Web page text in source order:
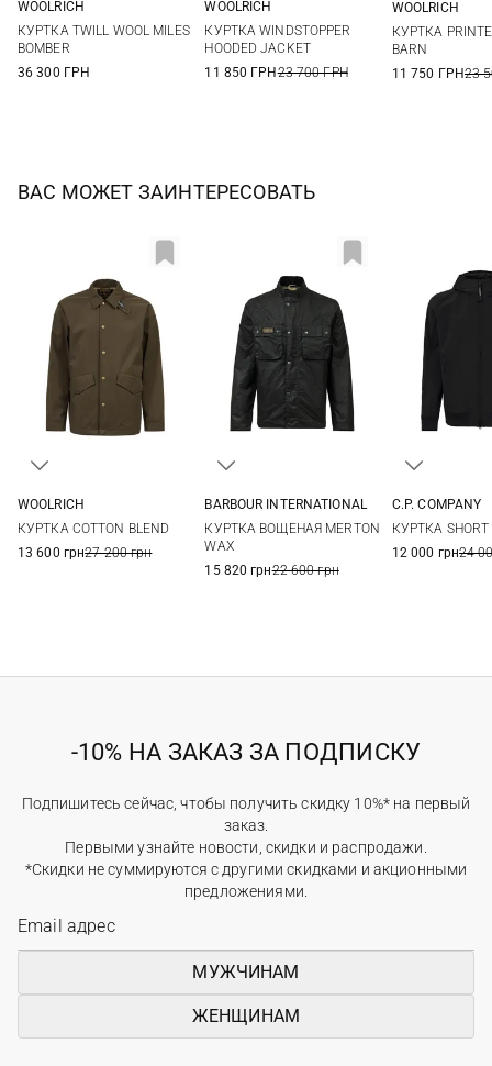
XXL
WOOLRICH
КУРТКА TWILL WOOL MILES
BOMBER
36 300 ГРН
3XL
WOOLRICH
КУРТКА WINDSTOPPER
HOODED JACKET
11 850 ГРН23 700 ГРН
WOOLRICH
КУРТКА
BARN
11 750 ГРН23
ВАС МОЖЕТ ЗАИНТЕРЕСОВАТЬ
WOOLRICH
КУРТКА COTTON BLEND
13 600 грн27 200 грн
BARBOUR INTERNATIONAL
КУРТКА ВОЩЕНАЯ MERTON
WAX
15 820 грн22 600 грн
C.P. COMPANY
КУРТКА SHORT
12 000 грн24
-10% НА ЗАКАЗ ЗА ПОДПИСКУ
Подпишитесь сейчас, чтобы получить скидку 10%* на первый
заказ.
Первыми узнайте новости, скидки и распродажи.
*Скидки не суммируются с другими скидками и акционными
предложениями.
МУЖЧИНАМ
ЖЕНЩИНАМ